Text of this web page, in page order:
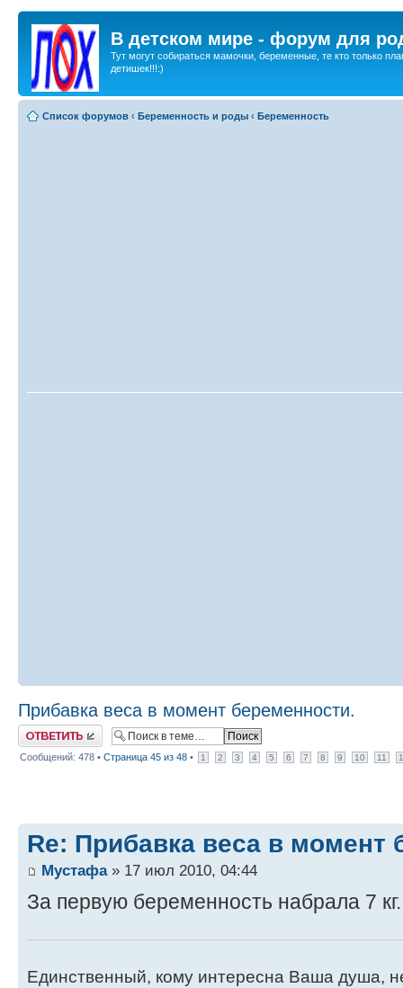
В детском мире - форум для
Тут могут собираться мамочки, беременные, те кто только
детишек!!!:)
Список форумов ‹ Беременность и роды ‹ Беременность
Прибавка веса в момент беременности.
Ответить
Сообщений: 478 • Страница 45 из 48 • 1 2 3 4 5 6 7 8 9 10 11
Re: Прибавка веса в момент
Мустафа» 17 июл 2010, 04:44
За первую беременность набрала 7
Единственный, кому интересна Ваша душа,